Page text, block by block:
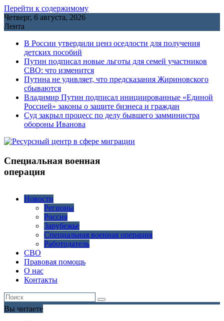
Перейти к содержимому
Четверг, 6 августа, 2026
Лента
В России утвердили ценз оседлости для получения
детских пособий
Путин подписал новые льготы для семей участников
СВО: что изменится
Путина не удивляет, что предсказания Жириновского
сбываются
Владимир Путин подписал инициированные «Единой
Россией» законы о защите бизнеса и граждан
Cуд закрыл процесс по делу бывшего замминистра
обороны Иванова
Специальная военная
операция
Новости
Регионы
Россия
Зарубежье
Специальная военная операция
Работодатель
СВО
Правовая помощь
О нас
Контакты
Вы читаете